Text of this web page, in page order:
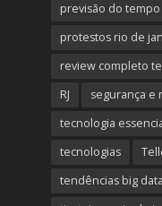
previsão do
protestos rio de
review completo
RJ
segurança e
tecnologia
tecnologias
tendências big